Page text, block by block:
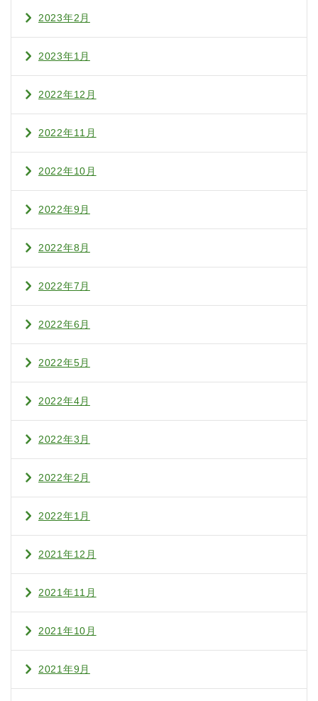
2023年2月
2023年1月
2022年12月
2022年11月
2022年10月
2022年9月
2022年8月
2022年7月
2022年6月
2022年5月
2022年4月
2022年3月
2022年2月
2022年1月
2021年12月
2021年11月
2021年10月
2021年9月